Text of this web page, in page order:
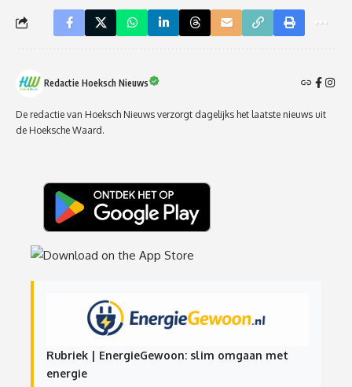
Redactie Hoeksch Nieuws
De redactie van Hoeksch Nieuws verzorgt dagelijks het laatste nieuws uit
de Hoeksche Waard.
Rubriek | EnergieGewoon: slim omgaan met
energie